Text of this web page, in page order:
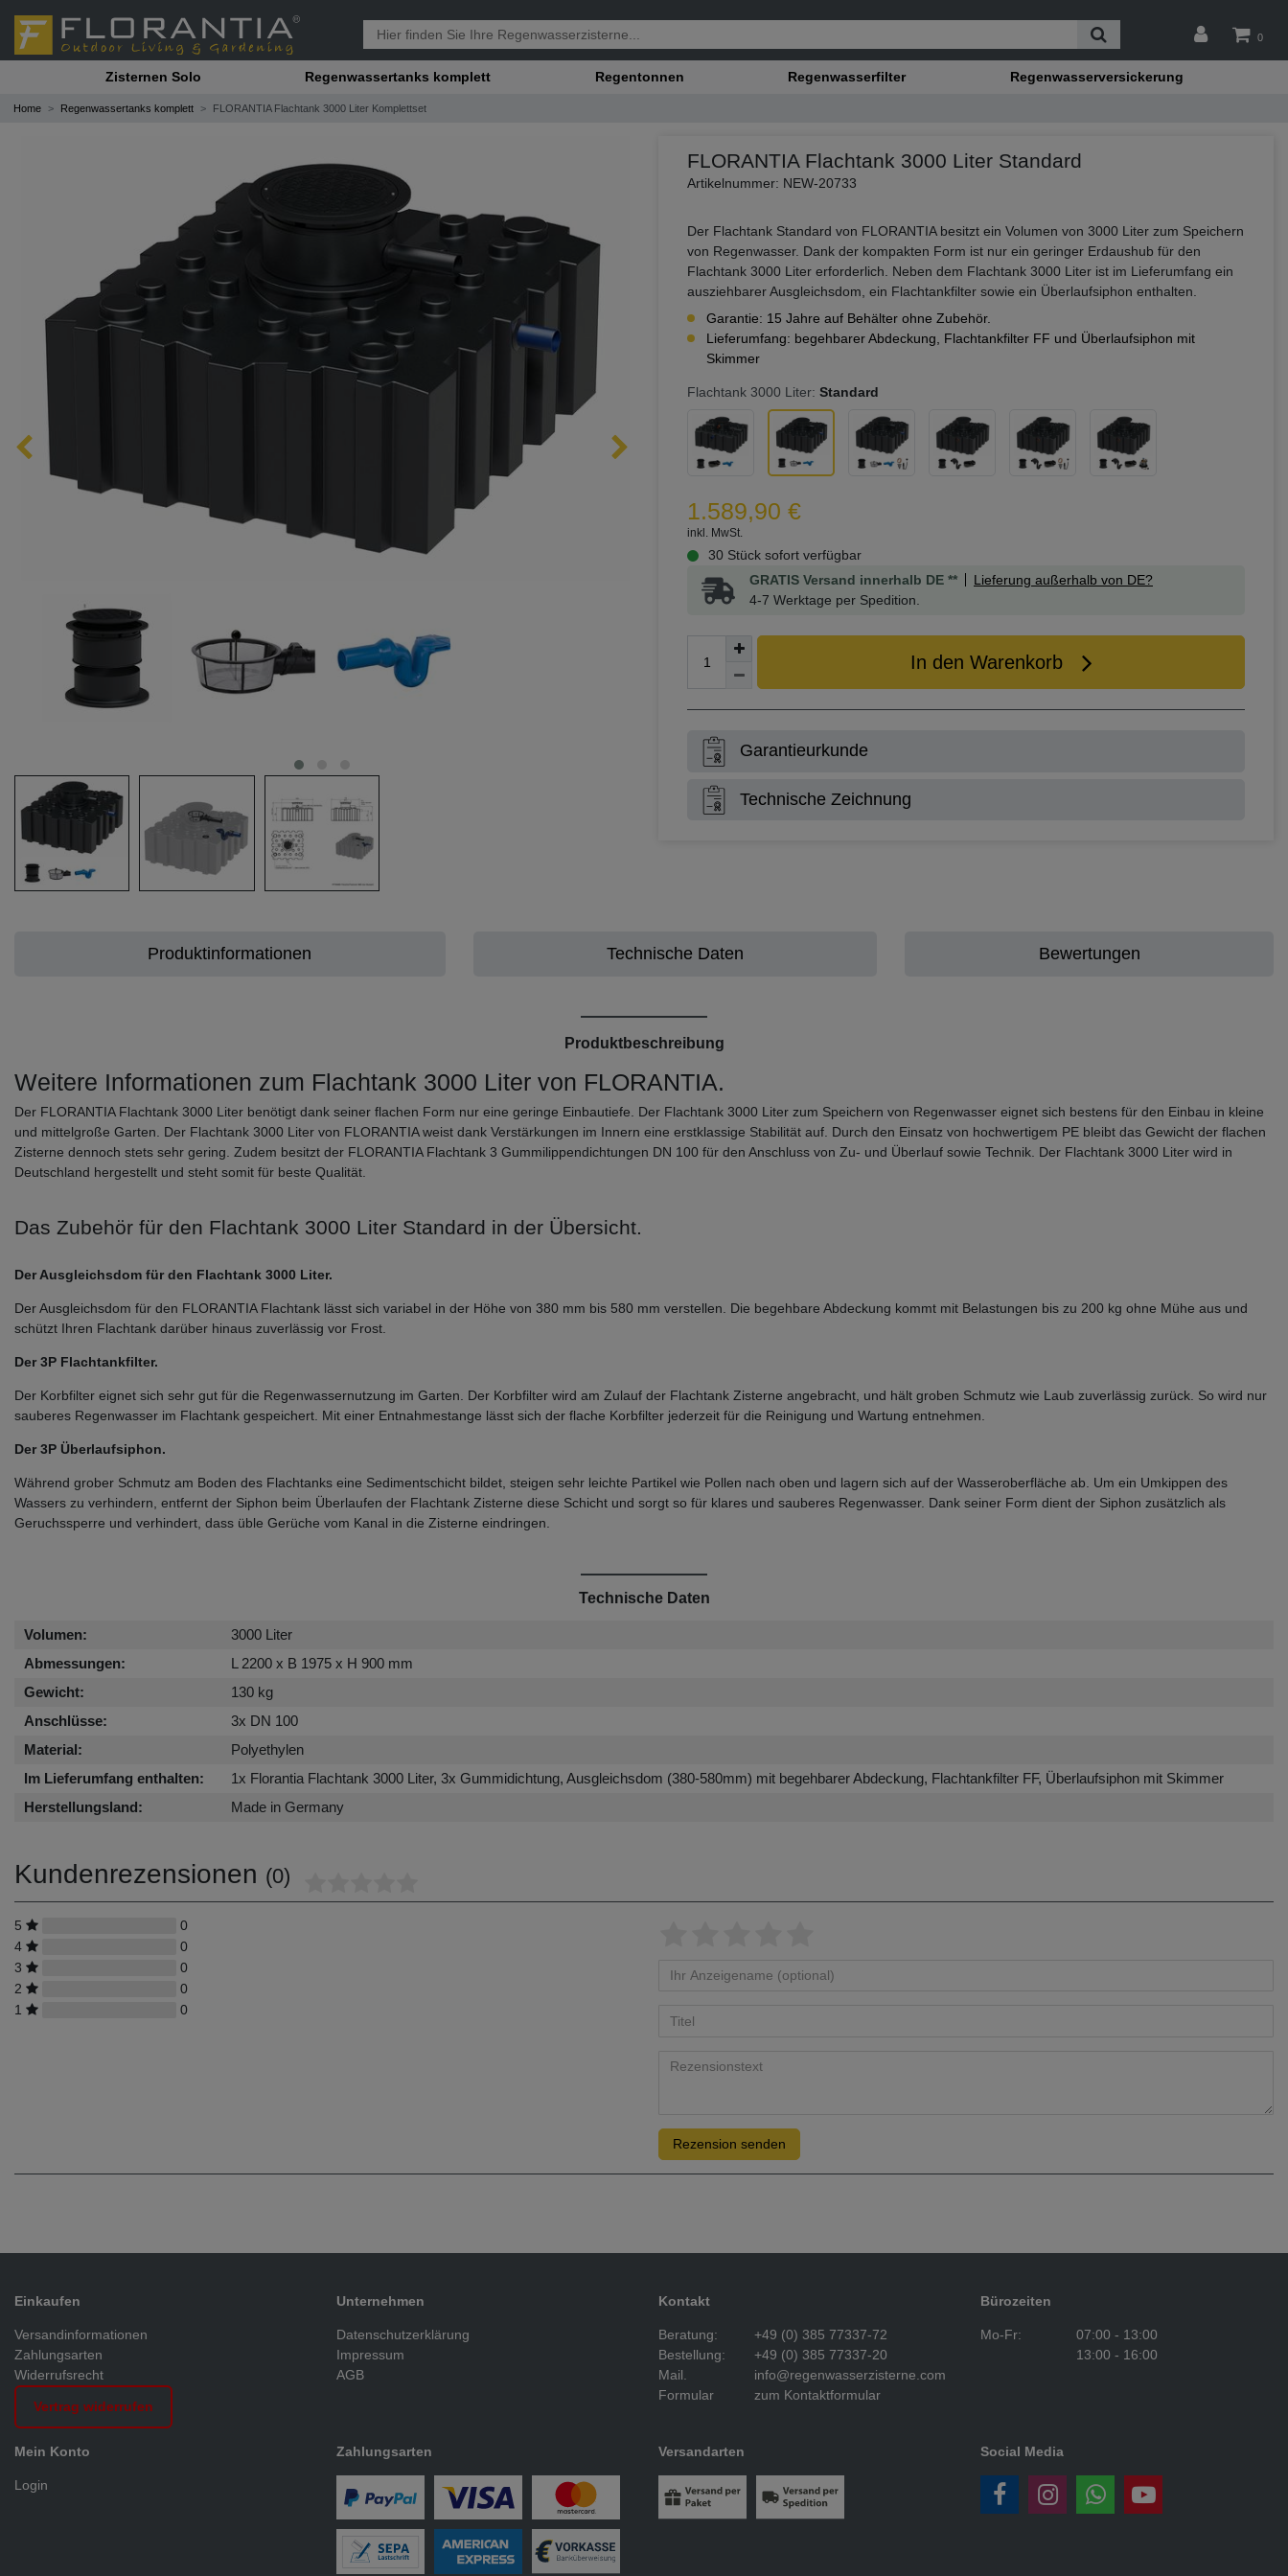
0
Zisternen Solo Regenwassertanks komplett Regentonnen Regenwasserfilter Regenwasserversickerung
Home Regenwassertanks komplett FLORANTIA Flachtank 3000 Liter Komplettset
FLORANTIA Flachtank 3000 Liter Standard
Artikelnummer: NEW-20733
Der Flachtank Standard von FLORANTIA besitzt ein Volumen von 3000 Liter zum Speichern
von Regenwasser. Dank der kompakten Form ist nur ein geringer Erdaushub für den
Flachtank 3000 Liter erforderlich. Neben dem Flachtank 3000 Liter ist im Lieferumfang ein
ausziehbarer Ausgleichsdom, ein Flachtankfilter sowie ein Überlaufsiphon enthalten.
Garantie: 15 Jahre auf Behälter ohne Zubehör.
Lieferumfang: begehbarer Abdeckung, Flachtankfilter FF und Überlaufsiphon mit
Skimmer
Flachtank 3000 Liter: Standard
1.589,90 €
inkl. MwSt.
30 Stück sofort verfügbar
GRATIS Versand innerhalb DE **
Lieferung außerhalb von DE?
4-7 Werktage per Spedition.
In den Warenkorb
Garantieurkunde
Technische Zeichnung
Produktinformationen Technische Daten Bewertungen
Produktbeschreibung
Weitere Informationen zum Flachtank 3000 Liter von FLORANTIA.
Der FLORANTIA Flachtank 3000 Liter benötigt dank seiner flachen Form nur eine geringe Einbautiefe. Der Flachtank 3000 Liter zum Speichern von Regenwasser eignet sich bestens für den Einbau in kleine
und mittelgroße Garten. Der Flachtank 3000 Liter von FLORANTIA weist dank Verstärkungen im Innern eine erstklassige Stabilität auf. Durch den Einsatz von hochwertigem PE bleibt das Gewicht der flachen
Zisterne dennoch stets sehr gering. Zudem besitzt der FLORANTIA Flachtank 3 Gummilippendichtungen DN 100 für den Anschluss von Zu- und Überlauf sowie Technik. Der Flachtank 3000 Liter wird in
Deutschland hergestellt und steht somit für beste Qualität.
Das Zubehör für den Flachtank 3000 Liter Standard in der Übersicht.
Der Ausgleichsdom für den Flachtank 3000 Liter.
Der Ausgleichsdom für den FLORANTIA Flachtank lässt sich variabel in der Höhe von 380 mm bis 580 mm verstellen. Die begehbare Abdeckung kommt mit Belastungen bis zu 200 kg ohne Mühe aus und
schützt Ihren Flachtank darüber hinaus zuverlässig vor Frost.
Der 3P Flachtankfilter.
Der Korbfilter eignet sich sehr gut für die Regenwassernutzung im Garten. Der Korbfilter wird am Zulauf der Flachtank Zisterne angebracht, und hält groben Schmutz wie Laub zuverlässig zurück. So wird nur
sauberes Regenwasser im Flachtank gespeichert. Mit einer Entnahmestange lässt sich der flache Korbfilter jederzeit für die Reinigung und Wartung entnehmen.
Der 3P Überlaufsiphon.
Während grober Schmutz am Boden des Flachtanks eine Sedimentschicht bildet, steigen sehr leichte Partikel wie Pollen nach oben und lagern sich auf der Wasseroberfläche ab. Um ein Umkippen des
Wassers zu verhindern, entfernt der Siphon beim Überlaufen der Flachtank Zisterne diese Schicht und sorgt so für klares und sauberes Regenwasser. Dank seiner Form dient der Siphon zusätzlich als
Geruchssperre und verhindert, dass üble Gerüche vom Kanal in die Zisterne eindringen.
Technische Daten
Volumen:
3000 Liter
Abmessungen:
L 2200 x B 1975 x H 900 mm
Gewicht:
130 kg
Anschlüsse:
3x DN 100
Material:
Polyethylen
Im Lieferumfang enthalten:
1x Florantia Flachtank 3000 Liter, 3x Gummidichtung, Ausgleichsdom (380-580mm) mit begehbarer Abdeckung, Flachtankfilter FF, Überlaufsiphon mit Skimmer
Herstellungsland:
Made in Germany
Kundenrezensionen (0)
5
0
4
0
3
0
2
0
1
0
Rezension senden
Einkaufen
Versandinformationen
Zahlungsarten
Widerrufsrecht
Vertrag widerrufen
Unternehmen
Datenschutzerklärung
Impressum
AGB
Kontakt
Beratung:
+49 (0) 385 77337-72
Bestellung:
+49 (0) 385 77337-20
Mail.
info@regenwasserzisterne.com
Formular
zum Kontaktformular
Bürozeiten
Mo-Fr:
07:00 - 13:00
13:00 - 16:00
Mein Konto
Login
Zahlungsarten Versandarten Social Media